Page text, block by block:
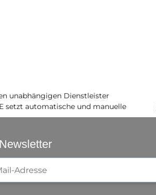
unabhängigen Dienstleister
setzt automatische und manuelle
Registrierung